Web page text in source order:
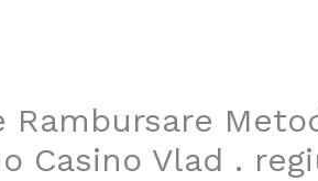
Rambursare
Casino Vlad .